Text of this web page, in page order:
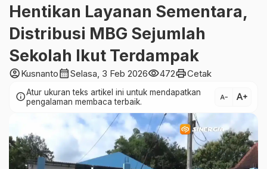
Hentikan Layanan Sementara,
Distribusi MBG Sejumlah
Sekolah Ikut Terdampak
account_circleKusnantocalendar_monthSelasa, 3 Feb 2026visibility472printCetak
infoAtur ukuran teks artikel ini untuk mendapatkan
pengalaman membaca terbaik.
text_decrease text_increase